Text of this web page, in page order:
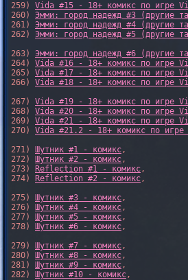
259) Vida #15 - 18+ комикс по игре
260) Эмми: город надежд #3 (другие
261) Эмми: город надежд #4 (другие
262) Эмми: город надежд #5 (другие
263) Эмми: город надежд #6 (другие
264) Vida #16 - 18+ комикс по игре
265) Vida #17 - 18+ комикс по игре
266) Vida #18 - 18+ комикс по игре
267) Vida #19 - 18+ комикс по игре
268) Vida #20 - 18+ комикс по игре
269) Vida #21 - 18+ комикс по игре
270) Vida #21.2 - 18+ комикс по игре
271) Шутник #1 - комикс,
272) Шутник #2 - комикс,
273)
Reflection #1 - комикс,
274)
Reflection #2 - комикс,
275) Шутник #3 - комикс,
276) Шутник #4 - комикс,
277) Шутник #5 - комикс,
278) Шутник #6 - комикс,
279) Шутник #7 - комикс,
280) Шутник #8 - комикс,
281) Шутник #9 - комикс,
282) Шутник #10 - комикс,